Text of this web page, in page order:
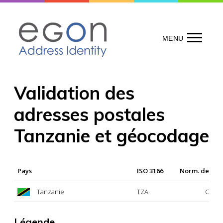
content
MENU
Validation des
adresses postales
Tanzanie et géocodage
Pays ISO 3166 Norm. des
Tanzanie TZA Oui